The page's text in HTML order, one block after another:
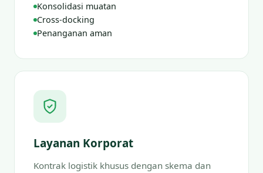
Konsolidasi muatan
Cross-docking
Penanganan aman
Layanan Korporat
Kontrak logistik khusus dengan skema dan